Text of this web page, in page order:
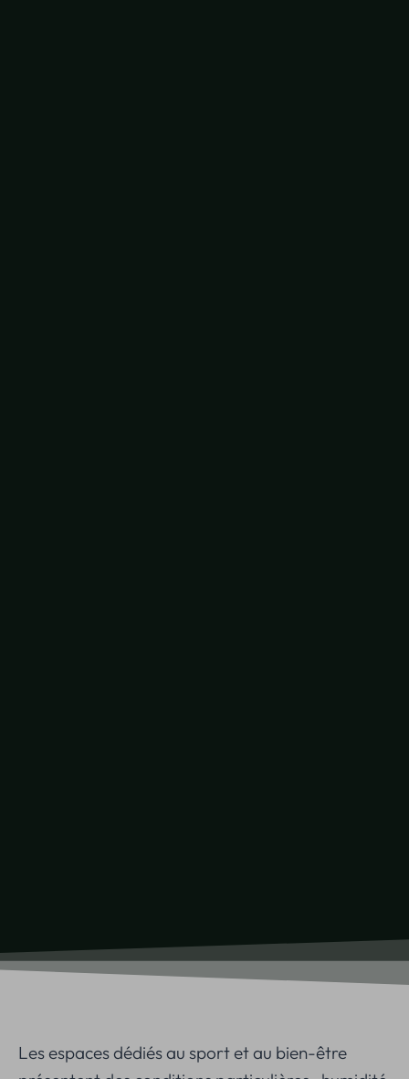
Les espaces dédiés au sport et au bien-être